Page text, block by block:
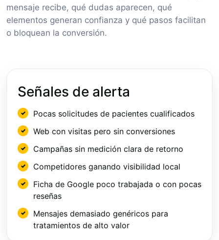
mensaje recibe, qué dudas aparecen, qué
elementos generan confianza y qué pasos facilitan
o bloquean la conversión.
Señales de alerta
Pocas solicitudes de pacientes cualificados
Web con visitas pero sin conversiones
Campañas sin medición clara de retorno
Competidores ganando visibilidad local
Ficha de Google poco trabajada o con pocas
reseñas
Mensajes demasiado genéricos para
tratamientos de alto valor